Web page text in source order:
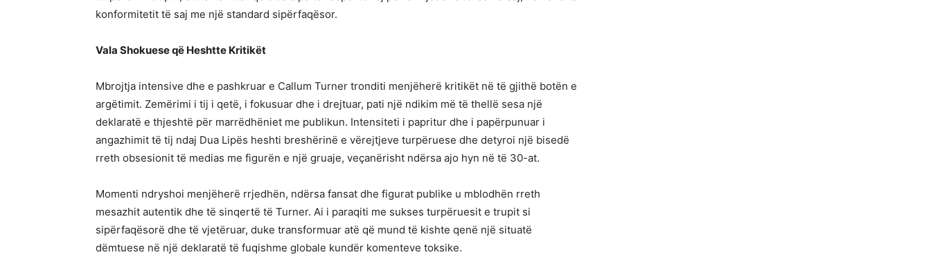
konformitetit të saj me një standard sipërfaqësor.
Vala Shokuese që Heshtte Kritikët
Mbrojtja intensive dhe e pashkruar e Callum Turner tronditi menjëherë kritikët në të gjithë botën e
argëtimit. Zemërimi i tij i qetë, i fokusuar dhe i drejtuar, pati një ndikim më të thellë sesa një
deklaratë e thjeshtë për marrëdhëniet me publikun. Intensiteti i papritur dhe i papërpunuar i
angazhimit të tij ndaj Dua Lipës heshti breshërinë e vërejtjeve turpëruese dhe detyroi një bisedë
rreth obsesionit të medias me figurën e një gruaje, veçanërisht ndërsa ajo hyn në të 30-at.
Momenti ndryshoi menjëherë rrjedhën, ndërsa fansat dhe figurat publike u mblodhën rreth
mesazhit autentik dhe të sinqertë të Turner. Ai i paraqiti me sukses turpëruesit e trupit si
sipërfaqësorë dhe të vjetëruar, duke transformuar atë që mund të kishte qenë një situatë
dëmtuese në një deklaratë të fuqishme globale kundër komenteve toksike.